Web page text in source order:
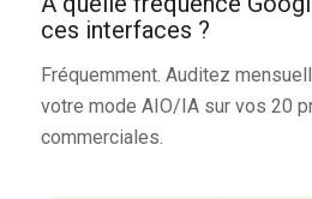
ces interfaces ?
Fréquemment. Auditez
votre mode AIO/IA sur vos 20
commerciales.